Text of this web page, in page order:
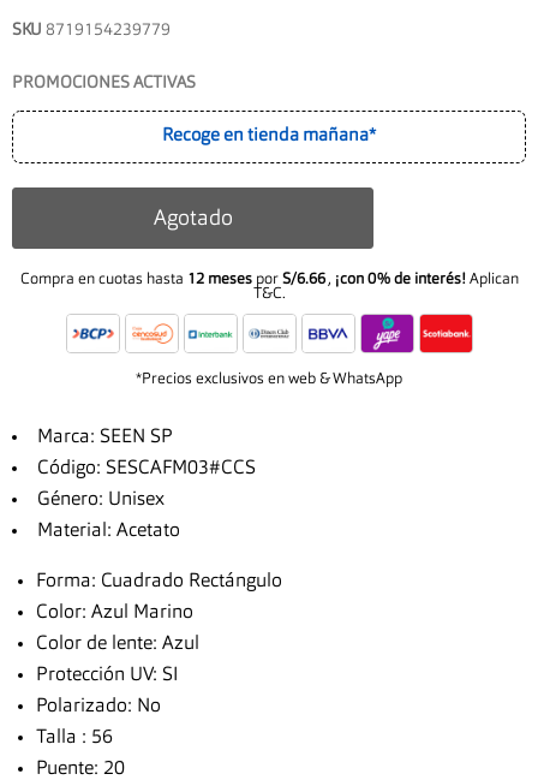
SKU 8719154239779
PROMOCIONES ACTIVAS
Recoge en tienda mañana*
Agotado
Compra en cuotas hasta 12 mesespor S/6.66, ¡con 0% de interés!Aplican
T&C.
*Precios exclusivos en web & WhatsApp
Marca: SEEN SP
Código: SESCAFM03#CCS
Género: Unisex
Material: Acetato
Forma: Cuadrado Rectángulo
Color: Azul Marino
Color de lente: Azul
Protección UV: SI
Polarizado: No
Talla : 56
Puente: 20